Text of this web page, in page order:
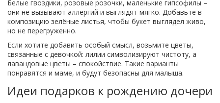
Белые гвоздики, розовые розочки, маленькие гипсофилы –
они не вызывают аллергий и выглядят мягко. Добавьте в
композицию зелёные листья, чтобы букет выглядел живо,
но не перегруженно.
Если хотите добавить особый смысл, возьмите цветы,
связанные с девочкой: лилии символизируют чистоту, а
лавандовые цветы – спокойствие. Такие варианты
понравятся и маме, и будут безопасны для малыша.
Идеи подарков к рождению дочери